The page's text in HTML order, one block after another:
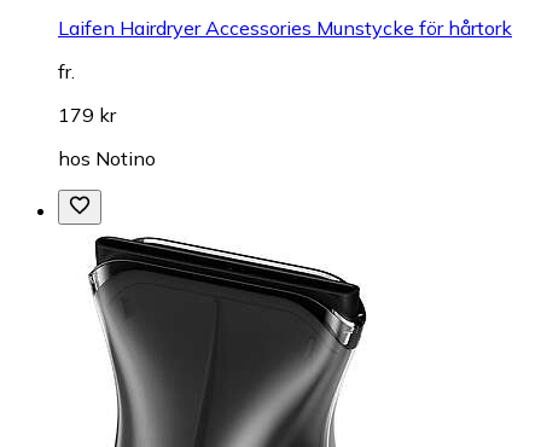
Laifen Hairdryer Accessories Munstycke för hårtork
fr.
179 kr
hos Notino